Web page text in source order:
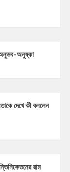
অনুভব-অনুষ্কা
দেখে কী বললেন
রাম